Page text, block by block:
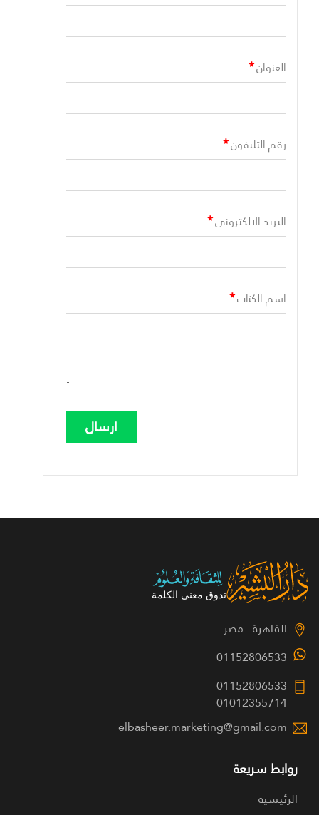
العنوان*
رقم التليفون*
البريد الالكترونى*
اسم الكتاب*
القاهرة - مصر
01152806533
01152806533
01012355714
elbasheer.marketing@gmail.com
روابط سريعة
الرئيسية